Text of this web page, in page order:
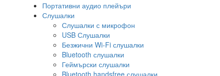
Портативни аудио плейъри
Слушалки
Слушалки с микрофон
USB Слушалки
Безжични Wi-Fi слушалки
Bluetooth слушалки
Геймърски слушалки
Bluetooth handsfree слушалки